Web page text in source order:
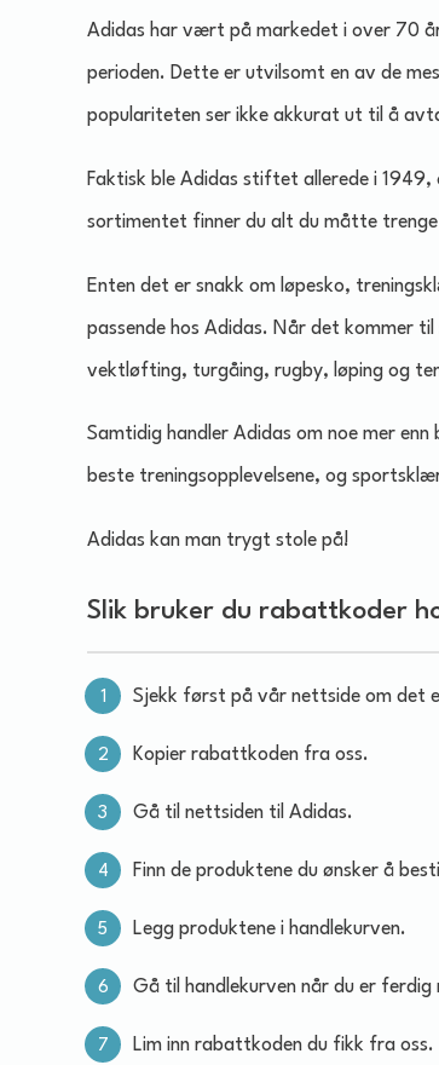
Adidas har vært på markedet i over 70
perioden. Dette er utvilsomt en av de
populariteten ser ikke akkurat ut til å
Faktisk ble Adidas stiftet allerede i
sortimentet finner du alt du måtte
Enten det er snakk om løpesko,
passende hos Adidas. Når det kommer
vektløfting, turgåing, rugby, løping og
Samtidig handler Adidas om noe mer
beste treningsopplevelsene, og
Adidas kan man trygt stole på!
Slik bruker du rabattkoder
Sjekk først på vår nettside om det
Kopier rabattkoden fra oss.
Gå til nettsiden til Adidas.
Finn de produktene du ønsker å
Legg produktene i handlekurven.
Gå til handlekurven når du er ferdig
Lim inn rabattkoden du fikk fra oss.